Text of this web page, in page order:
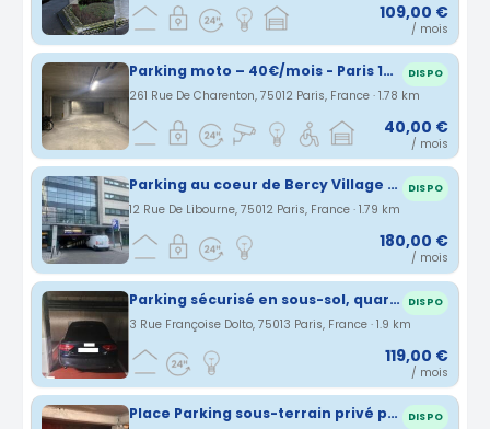
109,00 €
/ mois
Parking moto – 40€/mois - Paris 12ème - Métro Dugommier/Métro Daumesnil DISPO
261 Rue De Charenton, 75012 Paris, France · 1.78 km
40,00 €
/ mois
Parking au coeur de Bercy Village Paris 12e DISPO
12 Rue De Libourne, 75012 Paris, France · 1.79 km
180,00 €
/ mois
Parking sécurisé en sous-sol, quartier Bibliothèque François Mittérand (BNF), entre Métro 14 et RER C, facile d'accès du périphérique DISPO
3 Rue Françoise Dolto, 75013 Paris, France · 1.9 km
119,00 €
/ mois
Place Parking sous-terrain privé proche BNF DISPO